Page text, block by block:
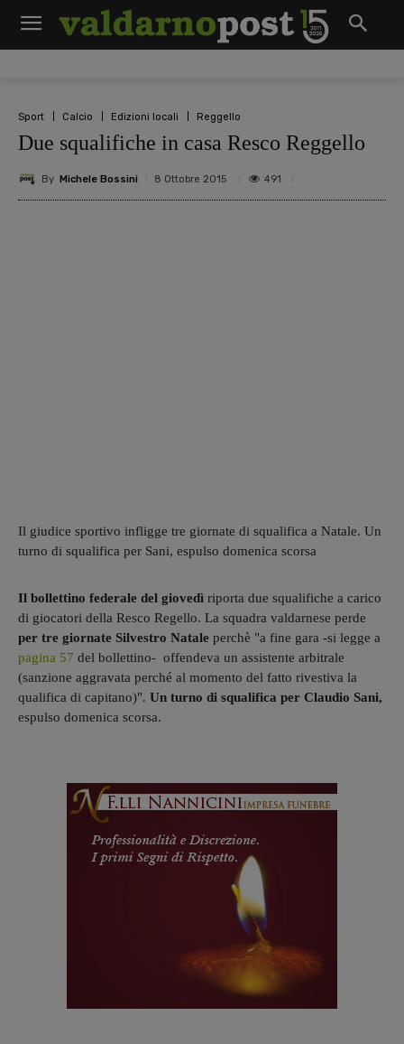
Sport Calcio Edizioni locali Reggello
Due squalifiche in casa Resco Reggello
By Michele Bossini 8 Ottobre 2015 491
Il giudice sportivo infligge tre giornate di squalifica a Natale. Un
turno di squalifica per Sani, espulso domenica scorsa
Il bollettino federale del giovedì riporta due squalifiche a carico
di giocatori della Resco Regello. La squadra valdarnese perde
per tre giornate Silvestro Natale perchè "a fine gara -si legge a
pagina 57 del bollettino- offendeva un assistente arbitrale
(sanzione aggravata perché al momento del fatto rivestiva la
qualifica di capitano)". Un turno di squalifica per Claudio Sani,
espulso domenica scorsa.